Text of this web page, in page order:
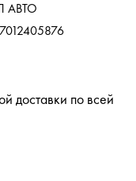
АВТО
доставки по всей